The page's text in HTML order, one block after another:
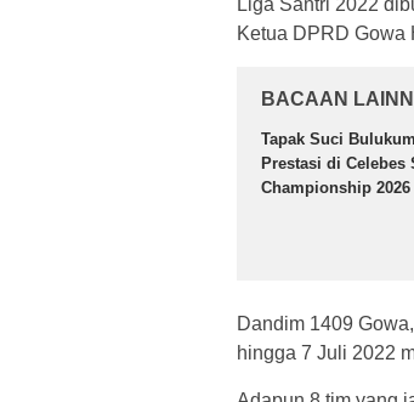
Liga Santri 2022
Ketua DPRD Gowa
BACAAN
Tapak Suci
Prestasi di Celebes
Championship 2026
Dandim 1409
hingga 7 Juli 2022